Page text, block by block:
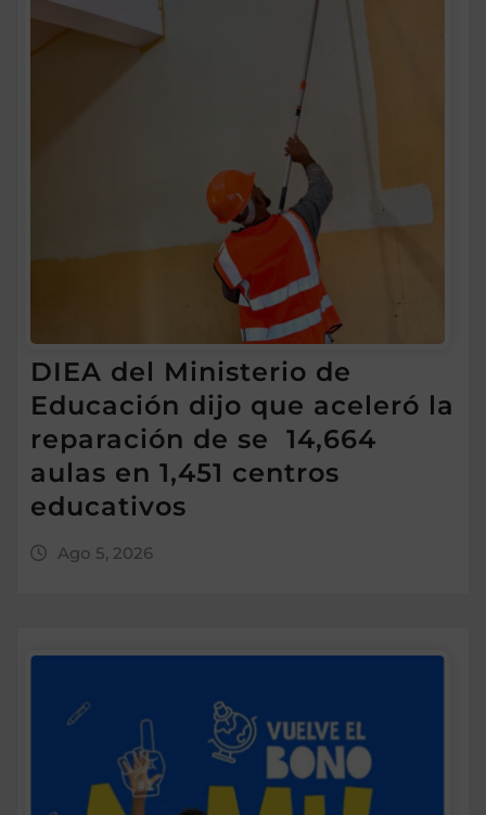
DIEA del Ministerio de
Educación dijo que aceleró la
reparación de se 14,664
aulas en 1,451 centros
educativos
Ago 5, 2026